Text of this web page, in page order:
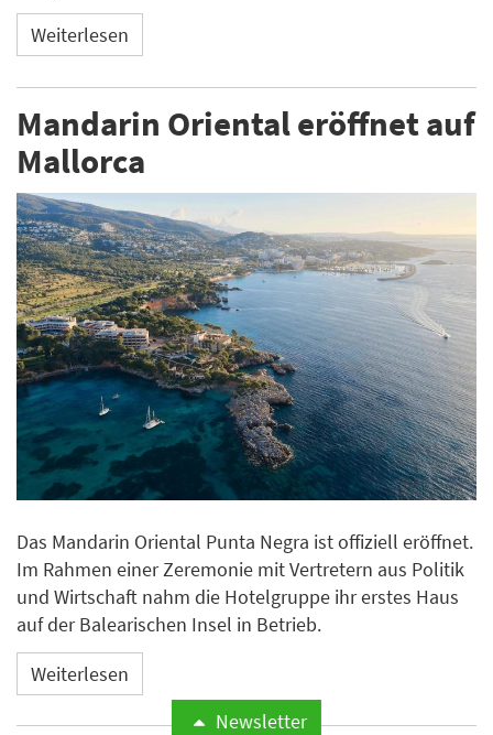
Weiterlesen
Mandarin Oriental eröffnet auf
Mallorca
Das Mandarin Oriental Punta Negra ist offiziell eröffnet.
Im Rahmen einer Zeremonie mit Vertretern aus Politik
und Wirtschaft nahm die Hotelgruppe ihr erstes Haus
auf der Balearischen Insel in Betrieb.
Weiterlesen
Newsletter